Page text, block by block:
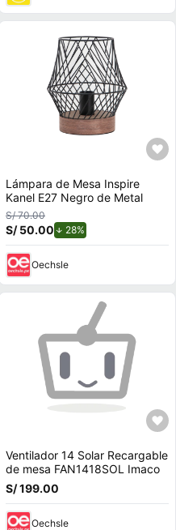
Lámpara de Mesa Inspire
Kanel E27 Negro de Metal
S/ 70.00
S/ 50.00 28%
Oechsle
Ventilador 14 Solar Recargable
de mesa FAN1418SOL Imaco
S/ 199.00
Oechsle